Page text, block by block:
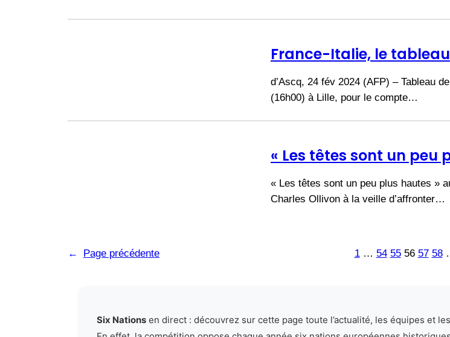
France-Italie, le
d’Ascq, 24 fév 2024 (AFP) – Tableau
(16h00) à Lille, pour le compte…
« Les têtes sont un peu
« Les têtes sont un peu plus hautes »
Charles Ollivon à la veille d’affronter…
← Page précédente 1 … 54 55 56 57 58
Six Nations en direct : découvrez sur cette page toute l’actualité, les équipes et